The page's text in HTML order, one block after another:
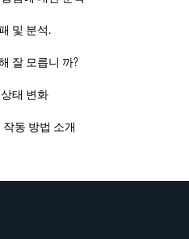
및 분석.
잘 모릅니 까?
태 변화
동 방법 소개